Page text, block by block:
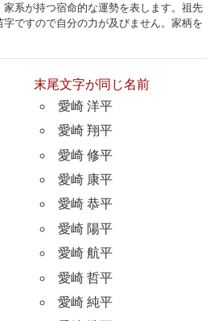
家系が持つ宿命的な運勢を表します。祖先
字ですので自分の力が及びません。家柄を
末尾文字が同じ名前
愛崎 洋平
愛崎 翔平
愛崎 修平
愛崎 康平
愛崎 恭平
愛崎 陽平
愛崎 航平
愛崎 哲平
愛崎 純平